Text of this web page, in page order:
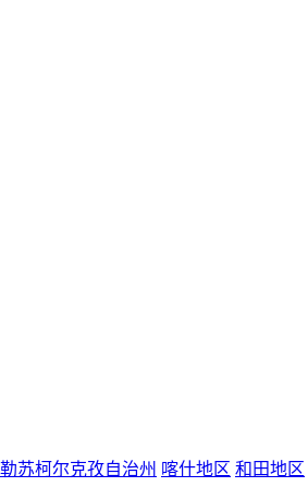
苏柯尔克孜自治州 喀什地区 和田地区